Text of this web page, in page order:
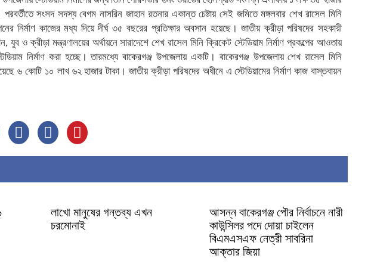
সংসদ সদস্য বেগম নাসরিন জাহান রতনার একান্ত চেষ্টায় সেই জমিতে মঙ্গলবার শেখ রাসেল মিনি
নির্মাণ কাজের মধ্য দিয়ে দীর্ঘ ৩৫ বছরের প্রতিক্ষার অবসান হয়েছে। জাতীয় ক্রীড়া পরিষদের সহকারী
ও ক্রীড়া মন্ত্রণালয়ের অর্থায়নে সারাদেশে শেখ রাসেল মিনি ক্রিকেট স্টেডিয়াম নির্মাণ প্রকল্পের আওতায়
নির্মাণ করা হচ্ছে। তারমধ্যে বাকেরগঞ্জ উপজেলায় একটি। বাকেরগঞ্জ উপজেলায় শেখ রাসেল মিনি
৬ কোটি ১০ লাখ ৬২ হাজার টাকা। জাতীয় ক্রীড়া পরিষদের অধীনে এ স্টেডিয়ামের নির্মাণ কাজ বাস্তবায়ন
লাখো মানুষের গন্তব্য এখন
চরমোনাই
আসন্ন বাকেরগঞ্জ পৌর নির্বাচনে নারী
কাউন্সিলর পদে দোয়া চাইলেন
বিএমএসএফ নেত্রী সাবরিনা
আক্তার জিয়া